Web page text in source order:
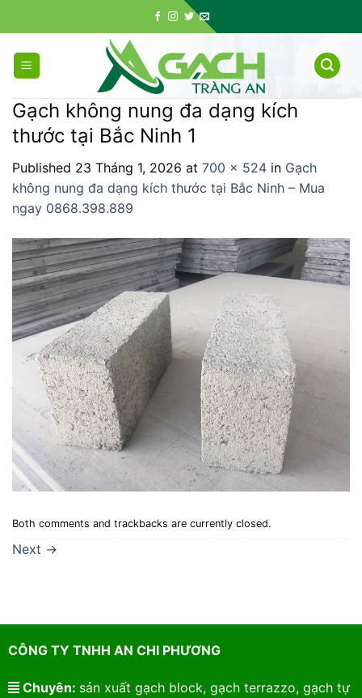
to
content
Gạch không nung đa dạng kích
thước tại Bắc Ninh 1
Published 23 Tháng 1, 2026 at 700 × 524 in Gạch
không nung đa dạng kích thước tại Bắc Ninh – Mua
ngay 0868.398.889
Both comments and trackbacks are currently closed.
Next →
CÔNG TY TNHH AN CHI PHƯƠNG
Chuyên: sản xuất gạch block, gạch terrazzo, gạch tự